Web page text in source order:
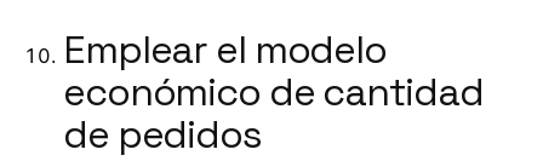
Emplear el modelo
económico de cantidad
de pedidos